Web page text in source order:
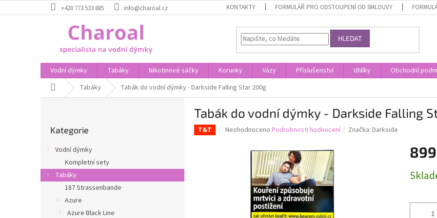
na
+420 773 533 885 info@charoal.cz KONTAKTY FORMULÁŘ PRO ODSTOUPENÍ OD SMLOUVY
HLEDAT
Vodní dýmky Tabáky Nikotinové sáčky Korunky Vázy Příslušenství Uhlíky Obchodní
Domů Tabáky Tabák do vodní dýmky - Darkside Falling Star 200g
n
kategorie
Kategorie
Vodní dýmky
Kompletní sety
Tabáky
187 Strassenbande
Azure
Azure Black Line
Tabák do vodní dýmky - Darkside Falling
T&T
Průměrné
hvězdiček.
Neohodnoceno Podrobnosti hodnocení Značka:Darkside
cena: